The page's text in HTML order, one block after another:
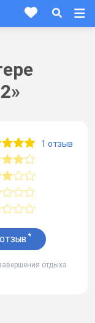
1 отзыв
*
отдыха